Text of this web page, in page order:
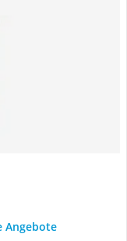
Angebote